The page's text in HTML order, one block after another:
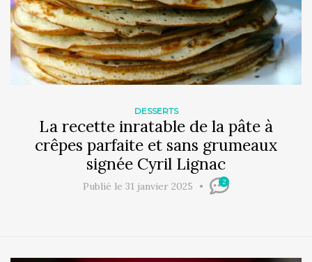
DESSERTS
La recette inratable de la pâte à
crêpes parfaite et sans grumeaux
signée Cyril Lignac
Publié le 31 janvier 2025 2